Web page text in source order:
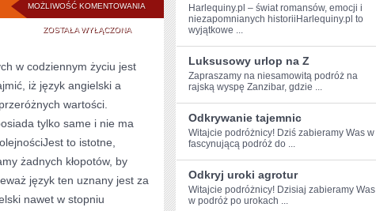
MOŻLIWOŚĆ KOMENTOWANIA KOREPETYCJE
ZOSTAŁA WYŁĄCZONA
w codziennym życiu jest
iż język angielski a
wartości.
tylko same i nie ma
to istotne,
żadnych kłopotów, by
język ten uznany jest za
nawet w stopniu
Harlequiny.pl – świat romansów, emocji i
niezapomnianych historiiHarlequiny.pl to
wyjątkowe ...
Luksusowy urlop na Z
Zapraszamy na niesamowitą podróż na
rajską wyspę Zanzibar, gdzie ...
Odkrywanie tajemnic
Witajcie podróżnicy! Dziś zabieramy Was w
fascynującą podróż do ...
Odkryj uroki agrotur
Witajcie podróżnicy! Dzisiaj zabieramy Was
w ‌podróż po urokach ...